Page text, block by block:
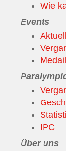
Wie
Events
IPC
Über uns